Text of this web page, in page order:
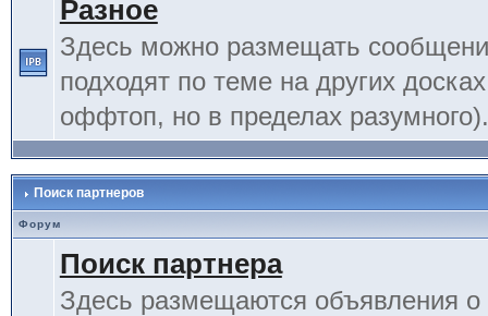
Разное
Здесь можно размещать
подходят по теме на других
оффтоп, но в пределах разумного).
Поиск партнеров
Форум
Поиск партнера
Здесь размещаются объявления о